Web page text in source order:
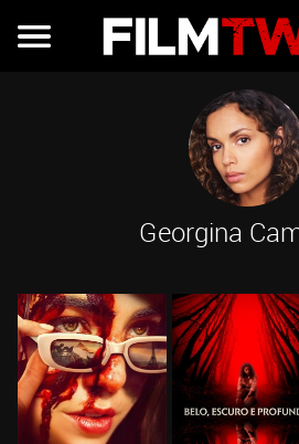
Georgina